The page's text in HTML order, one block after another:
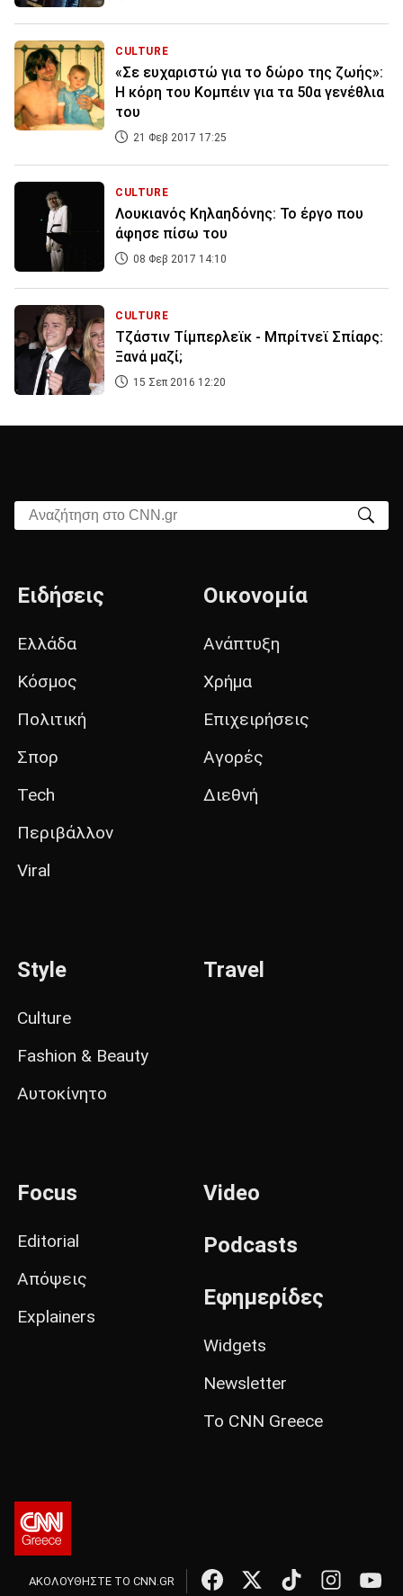
CULTURE
«Σε ευχαριστώ για το δώρο της ζωής»:
Η κόρη του Κομπέιν για τα 50α γενέθλια
του
21 Φεβ 2017 17:25
CULTURE
Λουκιανός Κηλαηδόνης: Το έργο που
άφησε πίσω του
08 Φεβ 2017 14:10
CULTURE
Τζάστιν Τίμπερλεϊκ - Μπρίτνεϊ Σπίαρς:
Ξανά μαζί;
15 Σεπ 2016 12:20
Αναζήτηση στο CNN.gr
Ειδήσεις
Ελλάδα
Κόσμος
Πολιτική
Σπορ
Tech
Περιβάλλον
Viral
Οικονομία
Ανάπτυξη
Χρήμα
Επιχειρήσεις
Αγορές
Διεθνή
Style
Culture
Fashion & Beauty
Αυτοκίνητο
Travel
Focus
Editorial
Απόψεις
Explainers
Video
Podcasts
Εφημερίδες
Widgets
Newsletter
Το CNN Greece
ΑΚΟΛΟΥΘΗΣΤΕ ΤΟ CNN.GR